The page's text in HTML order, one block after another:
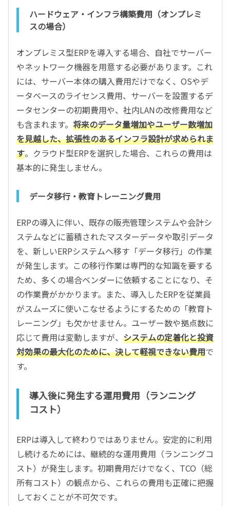
ハードウェア・インフラ構築費用（オンプレミ
スの場合）
オンプレミス型ERPを導入する場合、自社でサーバー
やネットワーク機器を用意する必要があります。これ
には、サーバー本体の購入費用だけでなく、OSやデ
ータベースのライセンス費用、サーバーを設置するデ
ータセンターの初期費用や、社内LANの改修費用など
も含まれます。 将来のデータ量増加やユーザー数増加
を見越した、拡張性のあるインフラ設計が求められま
す。クラウド型ERPを選択した場合、これらの費用は
基本的に発生しません。
データ移行・教育トレーニング費用
ERPの導入に伴い、既存の販売管理システムや会計シ
ステムなどに蓄積されたマスターデータや取引データ
を、新しいERPシステムへ移す「データ移行」の作業
が発生します。この移行作業は専門的な知識を要する
ため、多くの場合ベンダーに依頼することになり、そ
の作業費がかかります。また、導入したERPを従業員
がスムーズに使いこなせるようにするための「教育ト
レーニング」も欠かせません。ユーザー数や拠点数に
応じて費用は変動しますが、 システムの定着化と投資
対効果の最大化のために、決して軽視できない費用で
す。
導入後に発生する運用費用（ランニング
コスト）
ERPは導入して終わりではありません。安定的に利用
し続けるためには、継続的な運用費用（ランニングコ
スト）が発生します。初期費用だけでなく、TCO（総
所有コスト）の観点から、これらの費用も正確に把握
しておくことが不可欠です。